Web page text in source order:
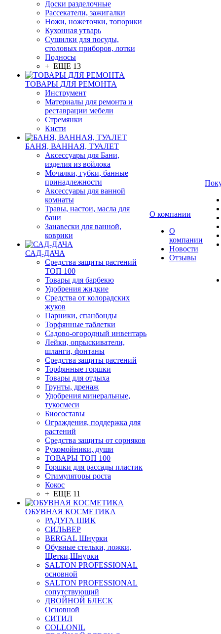
Доски разделочные
Рассекатели, зажигалки
Ножи, ножеточки, топорики
Кухонная утварь
Сушилки для посуды,
столовых приборов, лотки
Подносы
+ ЕЩЕ 13
ТОВАРЫ ДЛЯ РЕМОНТА
Инструмент
Материалы для ремонта и
реставрации мебели
Стремянки
Кисти
БАНЯ, ВАННАЯ, ТУАЛЕТ
Аксессуары для Бани,
изделия из войлока
Мочалки, губки, банные
принадлежности
Аксессуары для ванной
комнаты
Травы, настои, масла для
бани
Занавески для ванной,
коврики
САД-ДАЧА
Средства защиты растений
ТОП 100
Товары для барбекю
Удобрения жидкие
Средства от колорадских
жуков
Парники, спанбонды
Торфянные таблетки
Садово-огородный инвентарь
Лейки, опрыскиватели,
шланги, фонтаны
Средства защиты растений
Торфянные горшки
Товары для отдыха
Грунты, дренаж
Удобрения минеральные,
тукосмеси
Биосоставы
Ограждения, поддержка для
растений
Средства защиты от сорняков
Рукомойники, души
ТОВАРЫ ТОП 100
Горшки для рассады пластик
Стимуляторы роста
Кокос
+ ЕЩЕ 11
ОБУВНАЯ КОСМЕТИКА
РАДУГА ШИК
СИЛЬВЕР
BERGAL Шнурки
Обувные стельки, ложки,
Щетки,Шнурки
SALTON PROFESSIONAL
основной
SALTON PROFESSIONAL
сопутствующий
ДВОЙНОЙ БЛЕСК
Основной
СИТИЛ
COLLONIL
О компании
О
компании
Новости
Отзывы